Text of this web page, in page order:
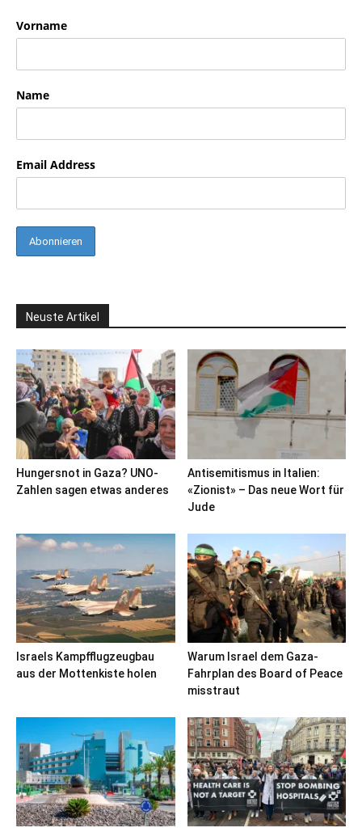
Vorname
Name
Email Address
Neuste Artikel
Hungersnot in Gaza? UNO-
Zahlen sagen etwas anderes
Antisemitismus in Italien:
«Zionist» – Das neue Wort für
Jude
Israels Kampfflugzeugbau
aus der Mottenkiste holen
Warum Israel dem Gaza-
Fahrplan des Board of Peace
misstraut